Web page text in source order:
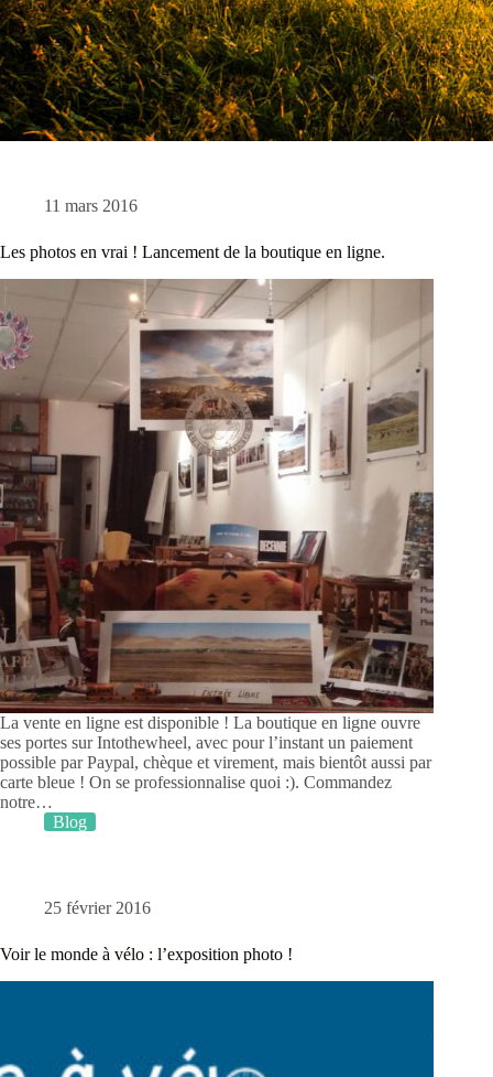
11 mars 2016
Les photos en vrai ! Lancement de la boutique en ligne.
La vente en ligne est disponible ! La boutique en ligne ouvre
ses portes sur Intothewheel, avec pour l’instant un paiement
possible par Paypal, chèque et virement, mais bientôt aussi par
carte bleue ! On se professionnalise quoi :). Commandez
notre…
Blog
25 février 2016
Voir le monde à vélo : l’exposition photo !